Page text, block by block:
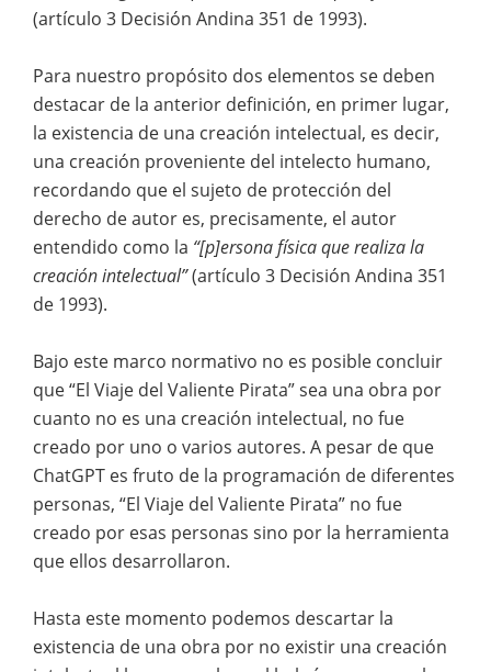
(artículo 3 Decisión Andina 351 de 1993).
Para nuestro propósito dos elementos se deben
destacar de la anterior definición, en primer lugar,
la existencia de una creación intelectual, es decir,
una creación proveniente del intelecto humano,
recordando que el sujeto de protección del
derecho de autor es, precisamente, el autor
entendido como la “[p]ersona física que realiza la
creación intelectual”(artículo 3 Decisión Andina 351
de 1993).
Bajo este marco normativo no es posible concluir
que “El Viaje del Valiente Pirata” sea una obra por
cuanto no es una creación intelectual, no fue
creado por uno o varios autores. A pesar de que
ChatGPT es fruto de la programación de diferentes
personas, “El Viaje del Valiente Pirata” no fue
creado por esas personas sino por la herramienta
que ellos desarrollaron.
Hasta este momento podemos descartar la
existencia de una obra por no existir una creación